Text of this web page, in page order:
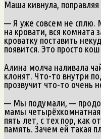
Маша кивнула,
— Я уже совсем не
на кровати, вся комната
кроватку поставить
появится. Это просто
Алина молча наливала
клонят. Что-то внутри
прозвучит что-то очень
— Мы подумали, —
мамы
пять лет, с тех пор, как
память. Зачем ей такая